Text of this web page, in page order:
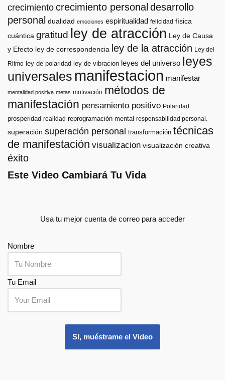
crecimiento crecimiento personal desarrollo
personal dualidad emociones espiritualidad felicidad física
cuántica gratitud ley de atracción Ley de Causa
y Efecto ley de correspondencia ley de la atracción Ley del
Ritmo ley de polaridad ley de vibracion leyes del universo
leyes
universales manifestacion manifestar
mentalidad positiva metas motivación métodos de
manifestación pensamiento positivo Polaridad
prosperidad realidad reprogramación mental responsabilidad personal.
superación superación personal transformación técnicas
de manifestación visualizacion visualización creativa
éxito
Este Video Cambiará Tu Vida
Usa tu mejor cuenta de correo para acceder
Nombre
Tu Email
SI, muéstrame el Video